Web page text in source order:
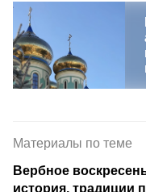
Материалы по теме
Вербное
история, традиции